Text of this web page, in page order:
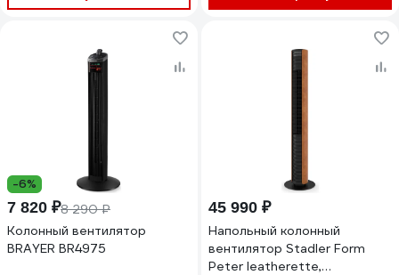
-6%
7 820 ₽8 290 ₽
Колонный вентилятор
BRAYER BR4975
45 990 ₽
Напольный колонный
вентилятор Stadler Form
Peter leatherette,